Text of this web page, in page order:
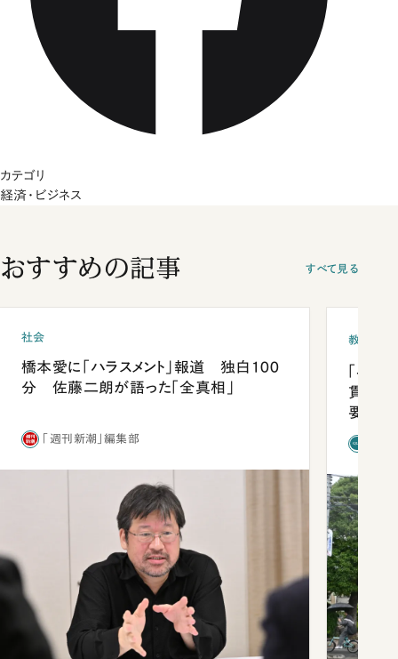
カテゴリ
経済・ビジネス
おすすめの記事 すべて見る
社会
橋本愛に「ハラスメント」報道 独白100
分 佐藤二朗が語った「全真相」
「週刊新潮」編集部
教育
「早
貫校へ
要だっ